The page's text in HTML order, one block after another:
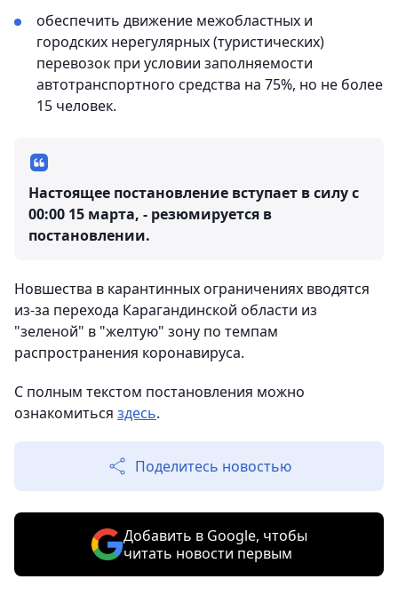
обеспечить движение межобластных и
городских нерегулярных (туристических)
перевозок при условии заполняемости
автотранспортного средства на 75%, но не более
15 человек.
Настоящее постановление вступает в силу с
00:00 15 марта, - резюмируется в
постановлении.
Новшества в карантинных ограничениях вводятся
из-за перехода Карагандинской области из
"зеленой" в "желтую" зону по темпам
распространения коронавируса.
С полным текстом постановления можно
ознакомиться здесь.
Поделитесь новостью
Добавить в Google, чтобы
читать новости первым